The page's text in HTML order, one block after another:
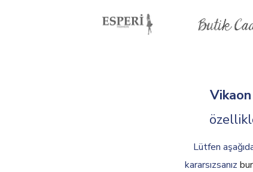
Vikaon
Lütfen
kararsızsanız